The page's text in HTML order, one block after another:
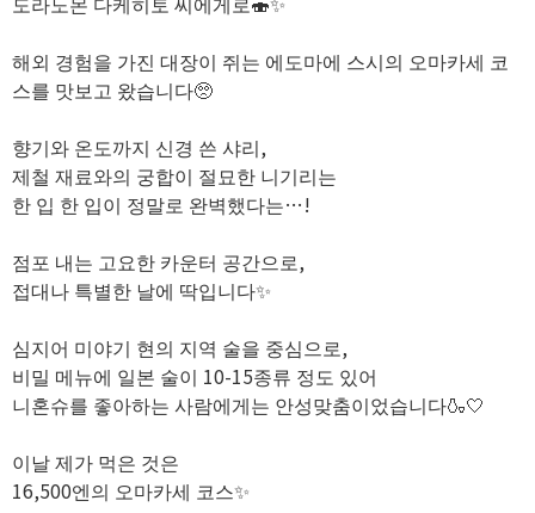
해외 경험을 가진 대장이 쥐는 에도마에 스시의 오마카세 코
스를 맛보고 왔습니다🥺
향기와 온도까지 신경 쓴 샤리,
제철 재료와의 궁합이 절묘한 니기리는
한 입 한 입이 정말로 완벽했다는…!
점포 내는 고요한 카운터 공간으로,
접대나 특별한 날에 딱입니다✨️
심지어 미야기 현의 지역 술을 중심으로,
비밀 메뉴에 일본 술이 10-15종류 정도 있어
니혼슈를 좋아하는 사람에게는 안성맞춤이었습니다🍶🤍
이날 제가 먹은 것은
16,500엔의 오마카세 코스✨️